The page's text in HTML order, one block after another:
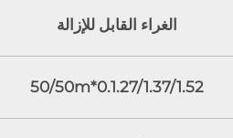
الغراء القابل للإزالة
0.1.27/1.37/1.52*50/50m